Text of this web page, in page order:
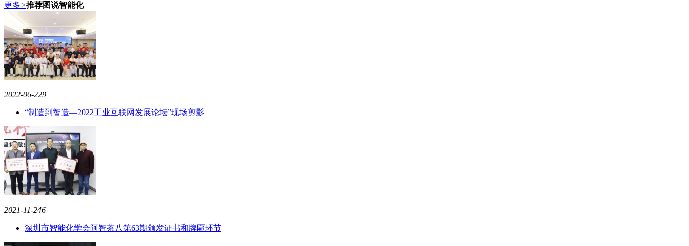
更多>推荐图说智能化
2022-06-229
“制造到智造—2022工业互联网发展论坛”现场剪影
2021-11-246
深圳市智能化学会阿智茶八第63期颁发证书和牌匾环节